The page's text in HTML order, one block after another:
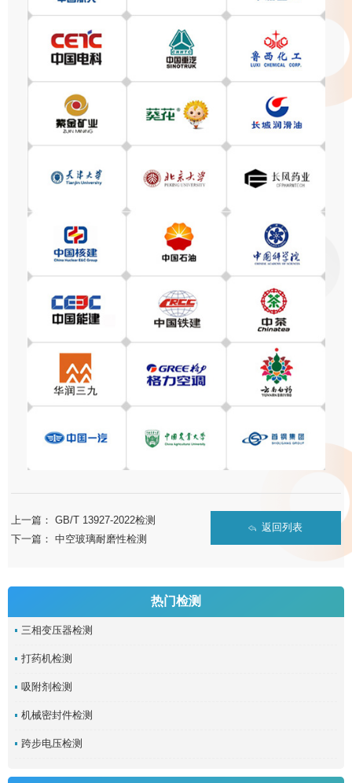
上一篇：GB/T 13927-2022检测
下一篇：中空玻璃耐磨性检测
返回列表
热门检测
三相变压器检测
打药机检测
吸附剂检测
机械密封件检测
跨步电压检测